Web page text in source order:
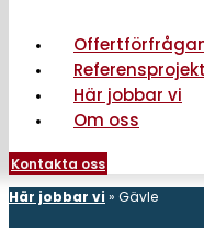
Referensprojekt
Här jobbar vi
Om oss
Kontakta oss
Här jobbar vi » Gävle